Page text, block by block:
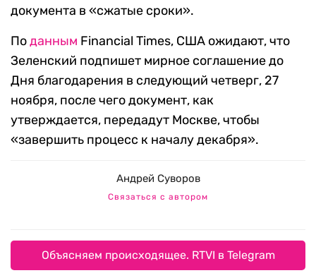
документа в «сжатые сроки».
Поданным Financial Times, США ожидают, что
Зеленский подпишет мирное соглашение до
Дня благодарения в следующий четверг, 27
ноября, после чего документ, как
утверждается, передадут Москве, чтобы
«завершить процесс к началу декабря».
Андрей Суворов
Связаться с автором
Объясняем происходящее. RTVI в Telegram